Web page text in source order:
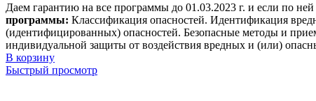
Даем гарантию на все программы до 01.03.2023 г. и если по
программы: Классификация опасностей. Идентификация
(идентифицированных) опасностей. Безопасные методы и
индивидуальной защиты от воздействия вредных и (или)
В корзину
Быстрый просмотр